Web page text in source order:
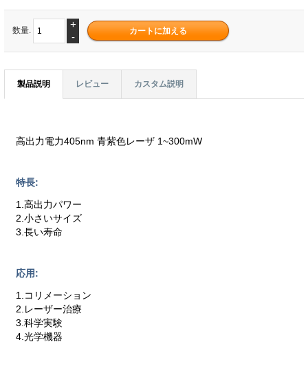
数量.
+
-
製品説明 レビュー カスタム説明
高出力電力405nm 青紫色レーザ 1~300mW
特長:
1.高出力パワー
2.小さいサイズ
3.長い寿命
応用:
1.コリメーション
2.レーザー治療
3.科学実験
4.光学機器